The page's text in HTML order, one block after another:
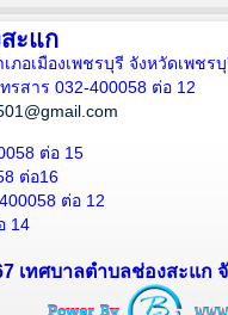
ะแก
อเมืองเพชรบุรี จังหวัดเพชร
รสาร 032-400058 ต่อ 12
ต่อ 15
ต่อ16
ต่อ 12
14
เทศบาลตำบลช่องสะแก